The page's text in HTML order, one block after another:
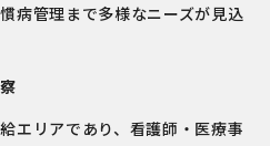
病管理まで多様なニーズが見込
エリアであり、看護師・医療事